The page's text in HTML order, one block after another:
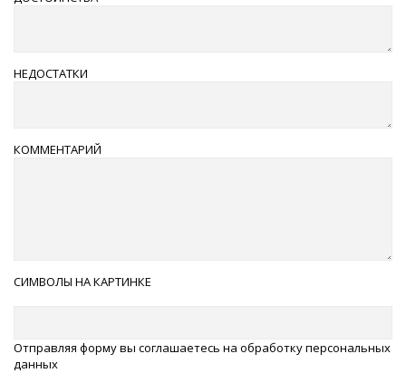
НЕДОСТАТКИ
КОММЕНТАРИЙ
СИМВОЛЫ НА КАРТИНКЕ
Отправляя форму вы соглашаетесь на обработку персональных
данных